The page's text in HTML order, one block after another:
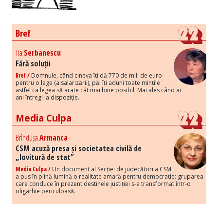
Bref
Tia Serbanescu
Fără soluții
Bref / Domnule, când cineva îți dă 770 de mil. de euro
pentru o lege (a salarizării), păi îți aduni toate mințile
astfel ca legea să arate cât mai bine posibil. Mai ales când ai
ani întregi la dispoziție.
Media Culpa
BrîndușaArmanca
CSM acuză presa și societatea civilă de
„lovitură de stat”
Media Culpa / Un document al Secției de judecători a CSM
a pus în plină lumină o realitate amară pentru democrație: gruparea
care conduce în prezent destinele justiției s-a transformat într-o
oligarhie periculoasă.